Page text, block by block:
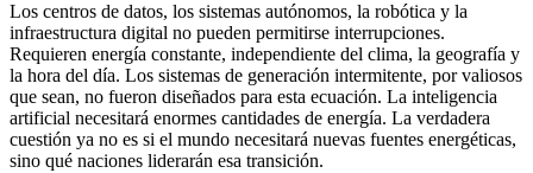
Los centros de datos, los sistemas autónomos, la robótica y la
infraestructura digital no pueden permitirse interrupciones.
Requieren energía constante, independiente del clima, la geografía y
la hora del día. Los sistemas de generación intermitente, por valiosos
que sean, no fueron diseñados para esta ecuación. La inteligencia
artificial necesitará enormes cantidades de energía. La verdadera
cuestión ya no es si el mundo necesitará nuevas fuentes energéticas,
sino qué naciones liderarán esa transición.